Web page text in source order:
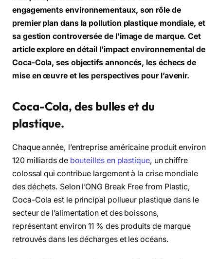
engagements environnementaux, son rôle de
premier plan dans la pollution plastique mondiale, et
sa gestion controversée de l’image de marque. Cet
article explore en détail l’impact environnemental de
Coca-Cola, ses objectifs annoncés, les échecs de
mise en œuvre et les perspectives pour l’avenir.
Coca-Cola, des bulles et du
plastique.
Chaque année, l’entreprise américaine produit environ
120 milliards de bouteilles en plastique, un chiffre
colossal qui contribue largement à la crise mondiale
des déchets. Selon l’ONG Break Free from Plastic,
Coca-Cola est le principal pollueur plastique dans le
secteur de l’alimentation et des boissons,
représentant environ 11 % des produits de marque
retrouvés dans les décharges et les océans.